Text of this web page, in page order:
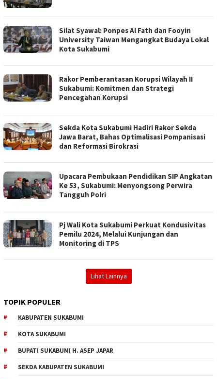
Silat Syawal: Ponpes Al Fath dan Fooyin
University Taiwan Mengangkat Budaya Lokal
Kota Sukabumi
Rakor Pemberantasan Korupsi Wilayah II
Sukabumi: Komitmen dan Strategi
Pencegahan Korupsi
Sekda Kota Sukabumi Hadiri Rakor Sekda
Jawa Barat, Bahas Optimalisasi Pompanisasi
dan Reformasi Birokrasi
Upacara Pembukaan Pendidikan SIP Angkatan
Ke 53, Sukabumi: Menyongsong Perwira
Tangguh Polri
Pj Wali Kota Sukabumi Perkuat Kondusivitas
Pemilu 2024, Melalui Kunjungan dan
Monitoring di TPS
Lihat Lainnya
TOPIK POPULER
KABUPATEN SUKABUMI
KOTA SUKABUMI
BUPATI SUKABUMI H. ASEP JAPAR
SEKDA KABUPATEN SUKABUMI